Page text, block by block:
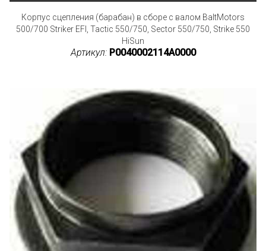
Корпус сцепления (барабан) в сборе с валом BaltMotors
500/700 Striker EFI, Tactic 550/750, Sector 550/750, Strike 550
HiSun
Артикул: P0040002114A0000